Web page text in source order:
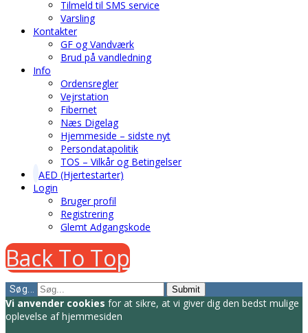
Tilmeld til SMS service
Varsling
Kontakter
GF og Vandværk
Brud på vandledning
Info
Ordensregler
Vejrstation
Fibernet
Næs Digelag
Hjemmeside – sidste nyt
Persondatapolitik
TOS – Vilkår og Betingelser
AED (Hjertestarter)
Login
Bruger profil
Registrering
Glemt Adgangskode
Back To Top
Søg... Submit
Vi anvender cookies for at sikre, at vi giver dig den bedst mulige
oplevelse af hjemmesiden